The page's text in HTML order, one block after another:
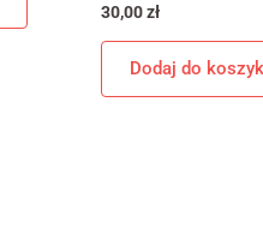
30,00zł
Dodaj do
Aby
strona